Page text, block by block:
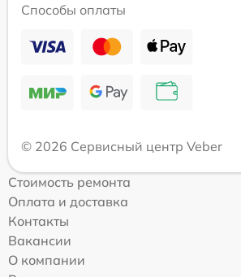
Способы оплаты
© 2026 Сервисный центр Veber
Стоимость ремонта
Оплата и доставка
Контакты
Вакансии
О компании